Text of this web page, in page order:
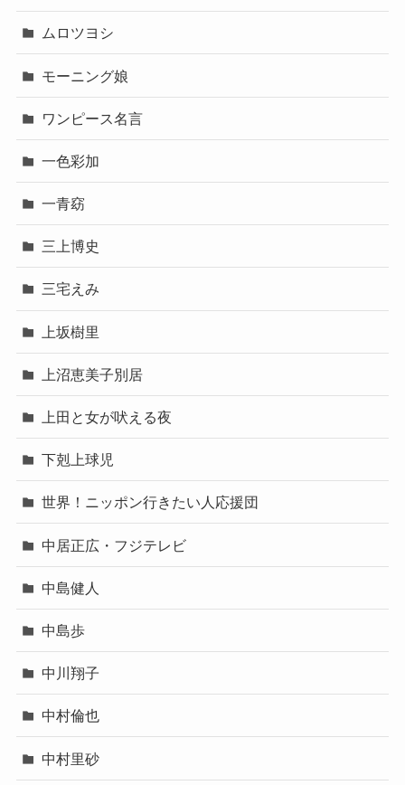
ムロツヨシ
モーニング娘
ワンピース名言
一色彩加
一青窈
三上博史
三宅えみ
上坂樹里
上沼恵美子別居
上田と女が吠える夜
下剋上球児
世界！ニッポン行きたい人応援団
中居正広・フジテレビ
中島健人
中島歩
中川翔子
中村倫也
中村里砂